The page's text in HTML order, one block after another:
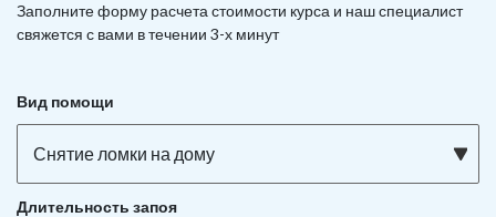
Заполните форму расчета стоимости курса и наш специалист
свяжется с вами в течении 3-х минут
Вид помощи
Снятие ломки на дому
Длительность запоя